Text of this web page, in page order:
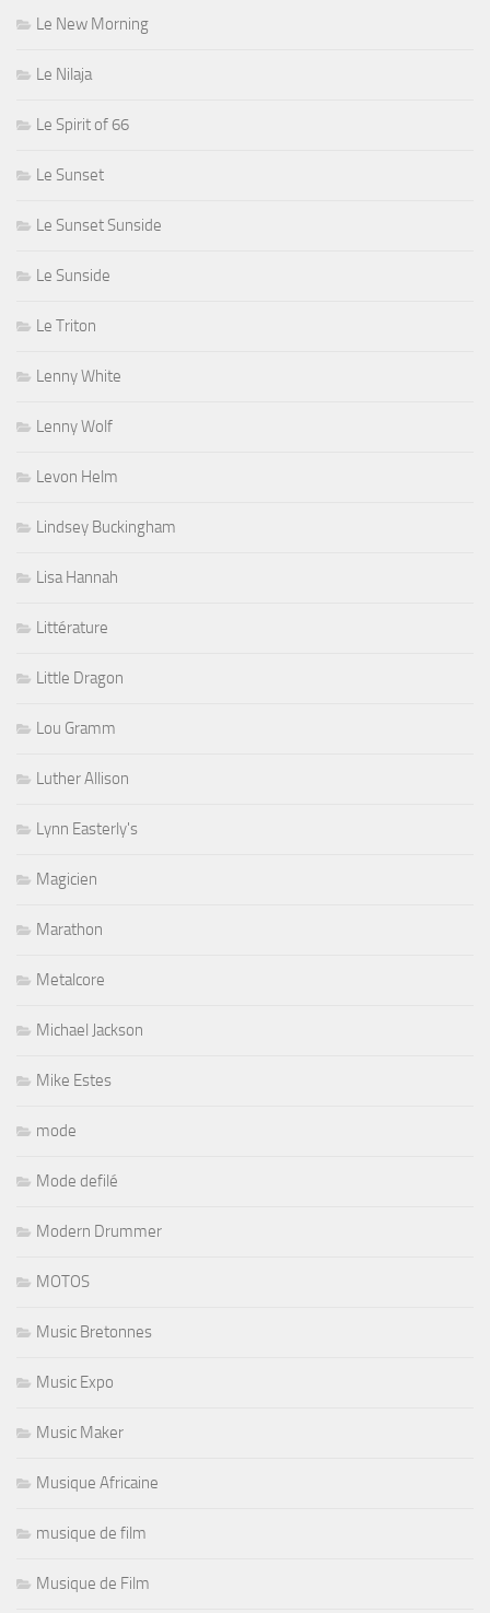
Le New Morning
Le Nilaja
Le Spirit of 66
Le Sunset
Le Sunset Sunside
Le Sunside
Le Triton
Lenny White
Lenny Wolf
Levon Helm
Lindsey Buckingham
Lisa Hannah
Littérature
Little Dragon
Lou Gramm
Luther Allison
Lynn Easterly's
Magicien
Marathon
Metalcore
Michael Jackson
Mike Estes
mode
Mode defilé
Modern Drummer
MOTOS
Music Bretonnes
Music Expo
Music Maker
Musique Africaine
musique de film
Musique de Film